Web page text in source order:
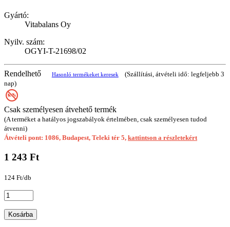
Gyártó:
Vitabalans Oy
Nyilv. szám:
OGYI-T-21698/02
Rendelhető Hasonló termékeket keresek
(Szállítási, átvételi idő: legfeljebb 3
nap)
Csak személyesen átvehető termék
(A terméket a hatályos jogszabályok értelmében, csak személyesen tudod
átvenni)
Átvételi pont: 1086, Budapest, Teleki tér 5, kattintson a részletekért
1 243 Ft
124 Ft/db
Kosárba